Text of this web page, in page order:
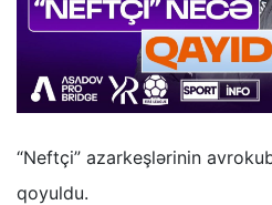
“Neftçi” azarkeşlərinin
qoyuldu.